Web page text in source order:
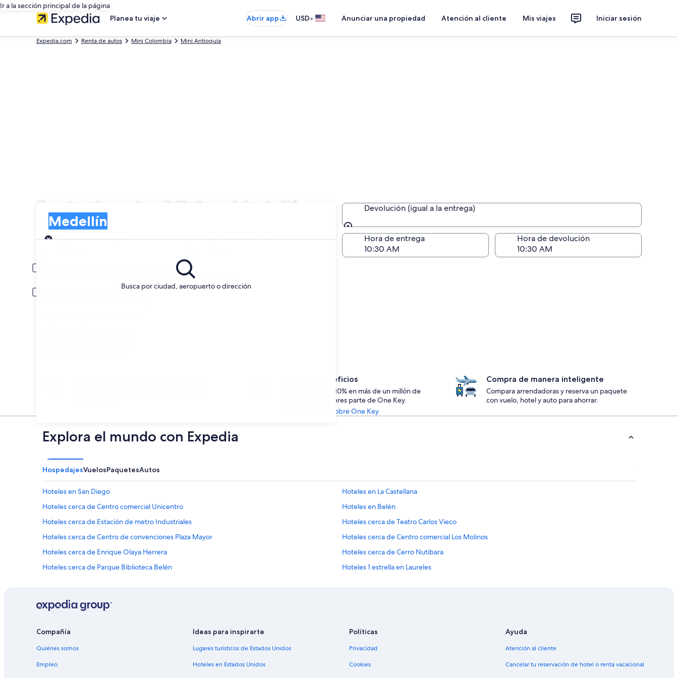
Ir a la sección principal de la página
Planea tu viaje
Abrir app USD• Anunciar una propiedad Atención al cliente Mis viajes Iniciar sesión
Expedia.com Renta de autos Mini Colombia Mini Antioquía
Renta de autos Mini en Medellín
Busca por ciudad, aeropuerto o dirección
Medellín
Entrega
Devolución (igual a la entrega)
Devolución (igual a la entrega)
Fecha de entrega
Fecha de devolución
Hora de entrega Hora de devolución
Conductor menor de 30 o mayor de 70 años
Puede ser necesario un cargo extra por conductor joven o adulto mayor.
Accede a beneficios
Ahorra desde un 10% en más de un millón de
rentas de auto si eres parte de One Key.
Ver información sobre One Key
Compra de manera inteligente
Compara arrendadoras y reserva un paquete
con vuelo, hotel y auto para ahorrar.
Explora el mundo con Expedia
HospedajesVuelosPaquetesAutos
Hoteles en San Diego
Hoteles en La Castellana
Hoteles cerca de Centro comercial Unicentro
Hoteles en Belén
Hoteles cerca de Estación de metro Industriales
Hoteles cerca de Teatro Carlos Vieco
Hoteles cerca de Centro de convenciones Plaza Mayor
Hoteles cerca de Centro comercial Los Molinos
Hoteles cerca de Enrique Olaya Herrera
Hoteles cerca de Cerro Nutibara
Hoteles cerca de Parque Biblioteca Belén
Hoteles 1 estrella en Laureles
Hoteles con casino en Laureles
Hoteles de lujo en Laureles
Hoteles de negocios en Laureles
Compañía
Quiénes somos
Empleo
Ideas para inspirarte
Lugares turísticos de Estados Unidos
Hoteles en Estados Unidos
Políticas
Privacidad
Cookies
Ayuda
Atención al cliente
Cancelar tu reservación de hotel o renta vacacional